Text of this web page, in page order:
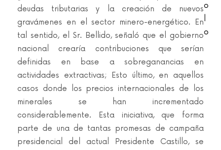
o
l
o
deudas tributarias y la creación de nuevos
gravámenes en el sector minero-energético. En
tal sentido, el Sr. Bellido, señaló que el gobierno
nacional crearía contribuciones que serían
definidas en base a sobreganancias en
actividades extractivas; Esto último, en aquellos
casos donde los precios internacionales de los
minerales se han incrementado
considerablemente. Esta iniciativa, que forma
parte de una de tantas promesas de campaña
presidencial del actual Presidente Castillo, se